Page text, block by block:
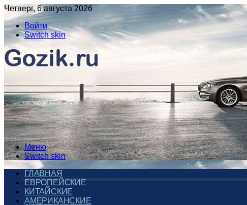
Четверг, 6 августа 2026
Войти
Switch skin
Меню
Switch skin
ГЛАВНАЯ
ЕВРОПЕЙСКИЕ
КИТАЙСКИЕ
АМЕРИКАНСКИЕ